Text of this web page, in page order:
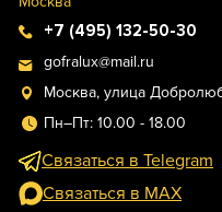
+7 (495) 132-50-30
gofralux@mail.ru
Москва, улица
Пн–Пт: 10.00 - 18.00
Связаться в Telegram
Связаться в MAX